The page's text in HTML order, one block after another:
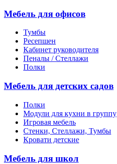
Мебель для офисов
Тумбы
Ресепшен
Кабинет руководителя
Пеналы / Стеллажи
Полки
Мебель для детских садов
Полки
Модули для кухни в группу
Игровая мебель
Стенки, Стеллажи, Тумбы
Кровати детские
Мебель для школ